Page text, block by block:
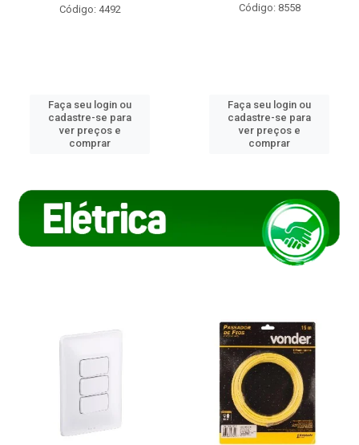
Código: 4492
Faça seu login ou
cadastre-se para
ver preços e
comprar
Código: 8558
Faça seu login ou
cadastre-se para
ver preços e
comprar